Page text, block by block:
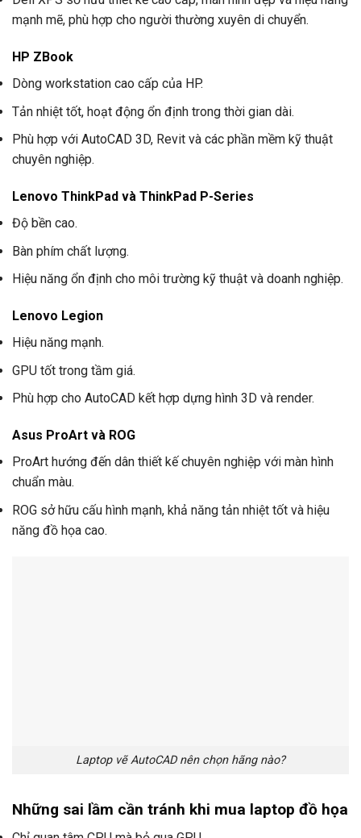
mạnh mẽ, phù hợp cho người thường xuyên di chuyển.
HP ZBook
Dòng workstation cao cấp của HP.
Tản nhiệt tốt, hoạt động ổn định trong thời gian dài.
Phù hợp với AutoCAD 3D, Revit và các phần mềm kỹ thuật
chuyên nghiệp.
Lenovo ThinkPad và ThinkPad P-Series
Độ bền cao.
Bàn phím chất lượng.
Hiệu năng ổn định cho môi trường kỹ thuật và doanh nghiệp.
Lenovo Legion
Hiệu năng mạnh.
GPU tốt trong tầm giá.
Phù hợp cho AutoCAD kết hợp dựng hình 3D và render.
Asus ProArt và ROG
ProArt hướng đến dân thiết kế chuyên nghiệp với màn hình
chuẩn màu.
ROG sở hữu cấu hình mạnh, khả năng tản nhiệt tốt và hiệu
năng đồ họa cao.
Laptop vẽ AutoCAD nên chọn hãng nào?
Những sai lầm cần tránh khi mua laptop đồ họa